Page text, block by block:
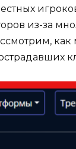
из-за